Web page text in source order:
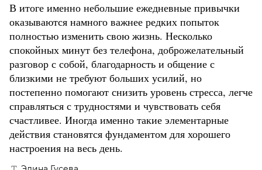
В итоге именно небольшие ежедневные привычки
оказываются намного важнее редких попыток
полностью изменить свою жизнь. Несколько
спокойных минут без телефона, доброжелательный
разговор с собой, благодарность и общение с
близкими не требуют больших усилий, но
постепенно помогают снизить уровень стресса, легче
справляться с трудностями и чувствовать себя
счастливее. Иногда именно такие элементарные
действия становятся фундаментом для хорошего
настроения на весь день.